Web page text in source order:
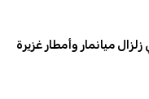
قتيل في زلزال ميانمار وأمطار غزيرة